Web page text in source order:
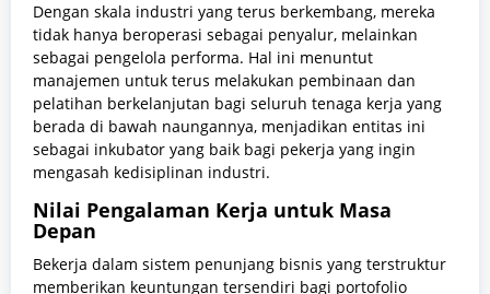
Dengan skala industri yang terus berkembang, mereka
tidak hanya beroperasi sebagai penyalur, melainkan
sebagai pengelola performa. Hal ini menuntut
manajemen untuk terus melakukan pembinaan dan
pelatihan berkelanjutan bagi seluruh tenaga kerja yang
berada di bawah naungannya, menjadikan entitas ini
sebagai inkubator yang baik bagi pekerja yang ingin
mengasah kedisiplinan industri.
Nilai Pengalaman Kerja untuk Masa
Depan
Bekerja dalam sistem penunjang bisnis yang terstruktur
memberikan keuntungan tersendiri bagi portofolio